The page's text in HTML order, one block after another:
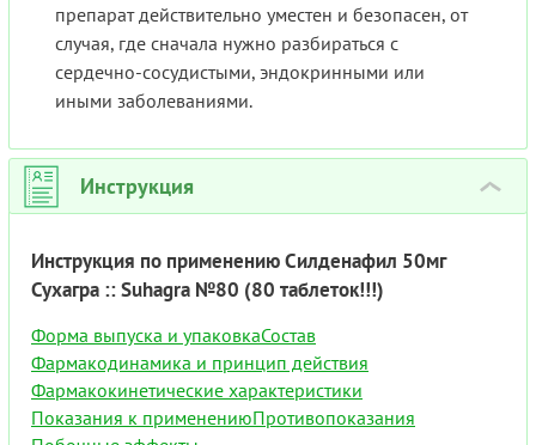
препарат действительно уместен и безопасен, от
случая, где сначала нужно разбираться с
сердечно-сосудистыми, эндокринными или
иными заболеваниями.
Инструкция ›
Инструкция по применению Силденафил 50мг
Сухагра :: Suhagra №80 (80 таблеток!!!)
Форма выпуска и упаковкаСостав
Фармакодинамика и принцип действия
Фармакокинетические характеристики
Показания к применениюПротивопоказания